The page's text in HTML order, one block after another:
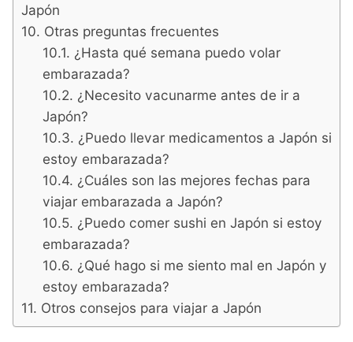
Japón
Otras preguntas frecuentes
¿Hasta qué semana puedo volar
embarazada?
¿Necesito vacunarme antes de ir a
Japón?
¿Puedo llevar medicamentos a Japón si
estoy embarazada?
¿Cuáles son las mejores fechas para
viajar embarazada a Japón?
¿Puedo comer sushi en Japón si estoy
embarazada?
¿Qué hago si me siento mal en Japón y
estoy embarazada?
Otros consejos para viajar a Japón